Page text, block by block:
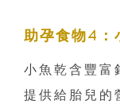
助孕食物4：
小魚乾含豐富
提供給胎兒的